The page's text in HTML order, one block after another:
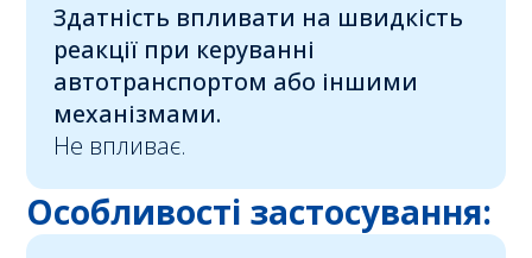
Здатність впливати на швидкість
реакції при керуванні
автотранспортом або іншими
механізмами.
Не впливає.
Особливості застосування: